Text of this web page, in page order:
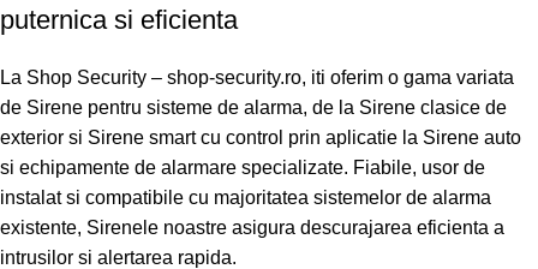
puternica si eficienta
La Shop Security – shop-security.ro, iti oferim o gama variata
de Sirene pentru sisteme de alarma, de la Sirene clasice de
exterior si Sirene smart cu control prin aplicatie la Sirene auto
si echipamente de alarmare specializate. Fiabile, usor de
instalat si compatibile cu majoritatea sistemelor de alarma
existente, Sirenele noastre asigura descurajarea eficienta a
intrusilor si alertarea rapida.